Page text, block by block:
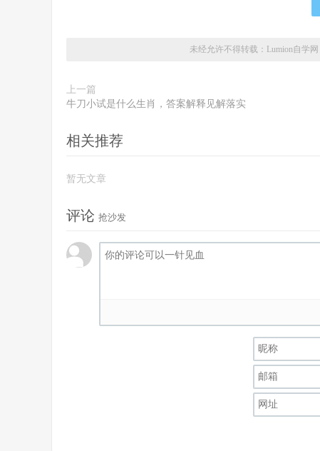
未经允许不得转载： Lumion自学网
上一篇
牛刀小试是什么生肖，答案解释见解落实
相关推荐
暂无文章
评论 抢沙发